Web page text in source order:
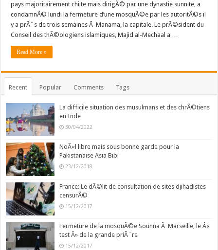
pays majoritairement chiite mais dirigÃ© par une dynastie sunnite, a
condamnÃ© lundi la fermeture d’une mosquÃ©e par les autoritÃ©s il
y a prÃ¨s de trois semaines Ã Manama, la capitale. Le prÃ©sident du
Conseil des thÃ©ologiens islamiques, Majid al-Mechaal a …
Read More »
Recent Popular Comments Tags
La difficile situation des musulmans et des chrÃ©tiens
en Inde
30/04/2022
NoÃ«l libre mais sous bonne garde pour la
Pakistanaise Asia Bibi
23/12/2018
France: Le dÃ©lit de consultation de sites djihadistes
censurÃ©
15/12/2017
Fermeture de la mosquÃ©e Sounna Ã Marseille, le Â«
test Â» de la grande priÃ¨re
15/12/2017